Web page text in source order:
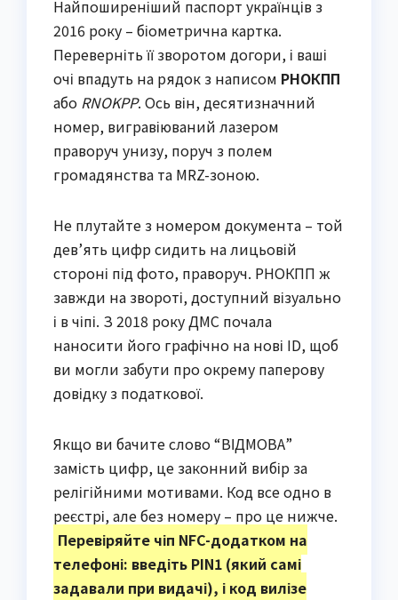
Найпоширеніший паспорт українців з
2016 року – біометрична картка.
Переверніть її зворотом догори, і ваші
очі впадуть на рядок з написом РНОКПП
або RNOKPP. Ось він, десятизначний
номер, вигравіюваний лазером
праворуч унизу, поруч з полем
громадянства та MRZ-зоною.
Не плутайте з номером документа – той
дев’ять цифр сидить на лицьовій
стороні під фото, праворуч. РНОКПП ж
завжди на звороті, доступний візуально
і в чіпі. З 2018 року ДМС почала
наносити його графічно на нові ID, щоб
ви могли забути про окрему паперову
довідку з податкової.
Якщо ви бачите слово “ВІДМОВА”
замість цифр, це законний вибір за
релігійними мотивами. Код все одно в
реєстрі, але без номеру – про це нижче.
Перевіряйте чіп NFC-додатком на
телефоні: введіть PIN1 (який самі
задавали при видачі), і код вилізе